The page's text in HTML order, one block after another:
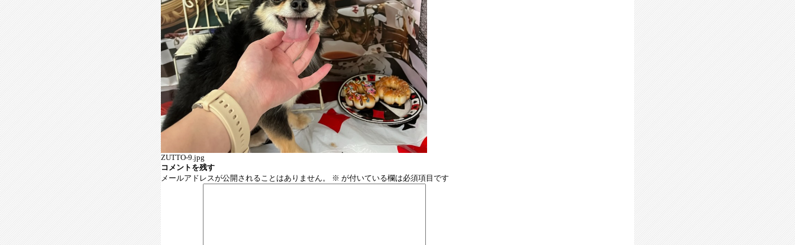
ZUTTO-9.jpg
コメントを残す
メールアドレスが公開されることはありません。
※ が付いている欄は必須項目です